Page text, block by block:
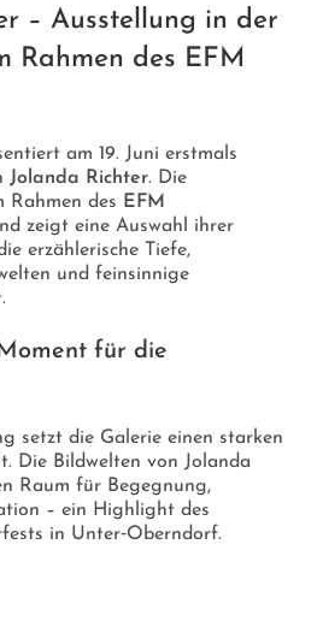
– Ausstellung in der
Rahmen des EFM
am 19. Juni erstmals
Jolanda Richter. Die
Rahmen des EFM
zeigt eine Auswahl ihrer
erzählerische Tiefe,
und feinsinnige
für die
setzt die Galerie einen starken
Die Bildwelten von Jolanda
Raum für Begegnung,
– ein Highlight des
in Unter‑Oberndorf.